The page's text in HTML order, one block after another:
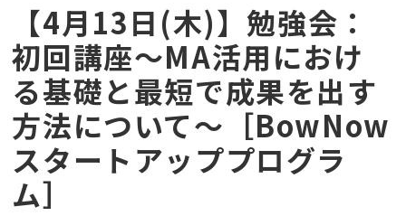
料金・プラン
導入事例
メディア
コラム
【4月13日(木)】勉強会：
初回講座～MA活用におけ
る基礎と最短で成果を出す
方法について～［BowNow
スタートアッププログラ
ム］